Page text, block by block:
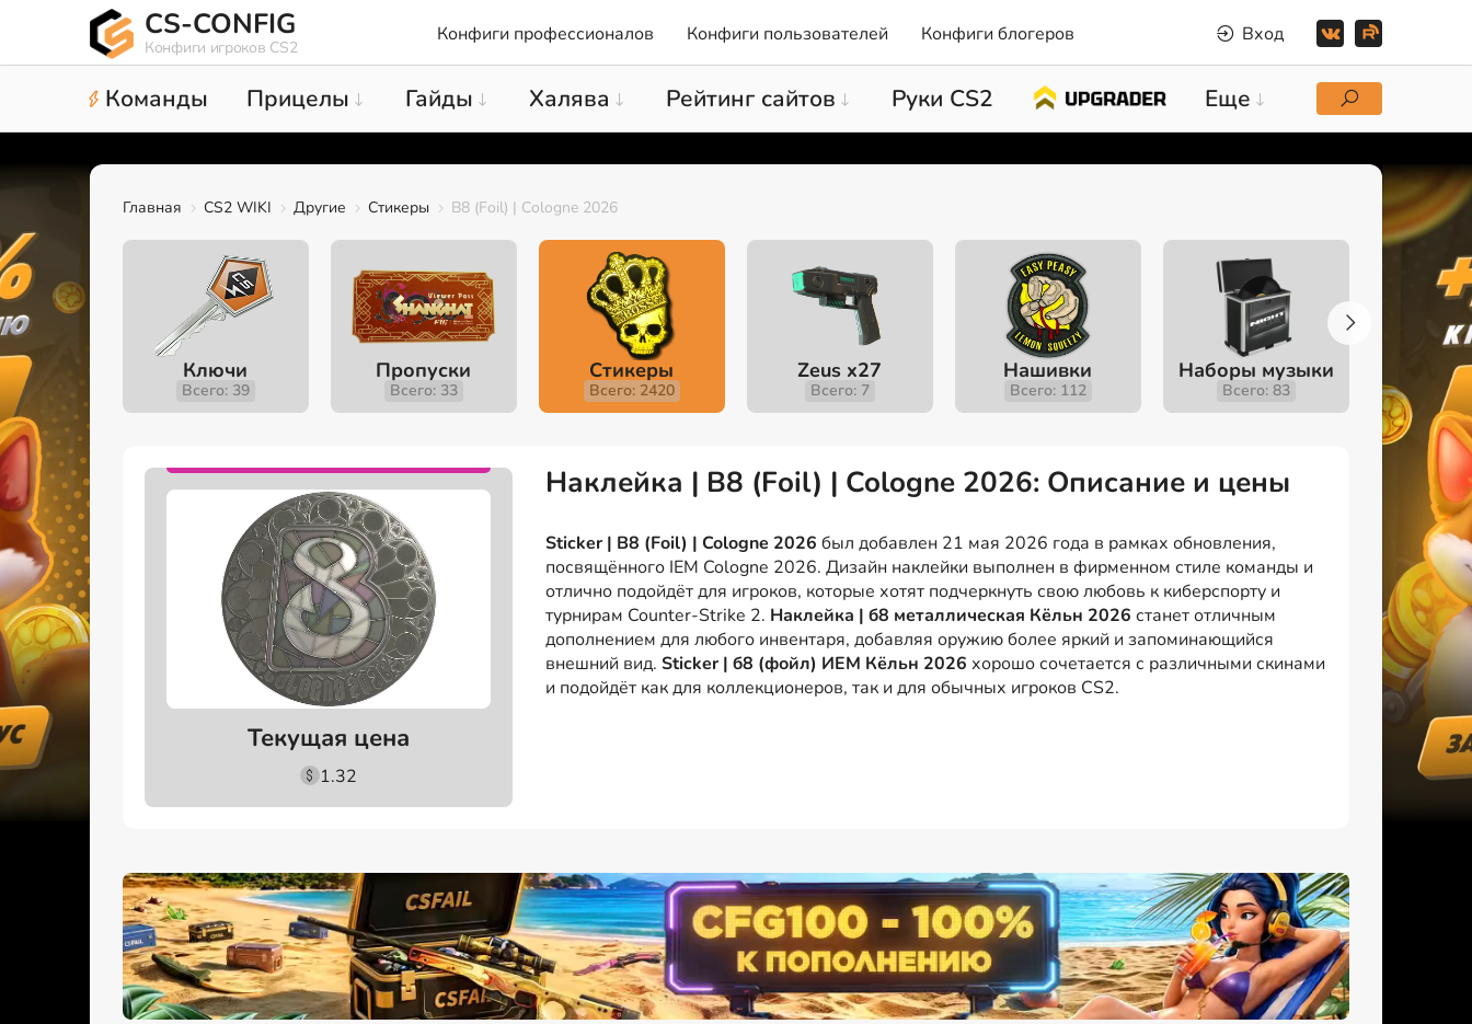
CS-CONFIG
Конфиги игроков CS2
Конфиги профессионалов Конфиги пользователей Конфиги блогеров Вход
Команды Прицелы Гайды Халява Рейтинг сайтов Руки CS2 Еще
Главная CS2 WIKI Другие Стикеры B8 (Foil) | Cologne 2026
Ключи
Всего: 39
Пропуски
Всего: 33
Стикеры
Всего: 2420
Zeus x27
Всего: 7
Нашивки
Всего: 112
Наборы музыки
Всего: 83
Текущая цена
1.32
Наклейка | B8 (Foil) | Cologne 2026: Описание и цены
Sticker | B8 (Foil) | Cologne 2026 был добавлен 21 мая 2026 года в рамках обновления,
посвящённого IEM Cologne 2026. Дизайн наклейки выполнен в фирменном стиле команды и
отлично подойдёт для игроков, которые хотят подчеркнуть свою любовь к киберспорту и
турнирам Counter-Strike 2. Наклейка | б8 металлическая Кёльн 2026 станет отличным
дополнением для любого инвентаря, добавляя оружию более яркий и запоминающийся
внешний вид. Sticker | б8 (фойл) ИЕМ Кёльн 2026 хорошо сочетается с различными скинами
и подойдёт как для коллекционеров, так и для обычных игроков CS2.